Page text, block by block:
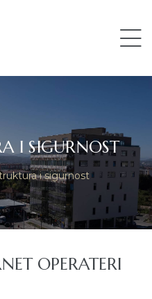
I SIGURNOST
i sigurnost
OPERATERI